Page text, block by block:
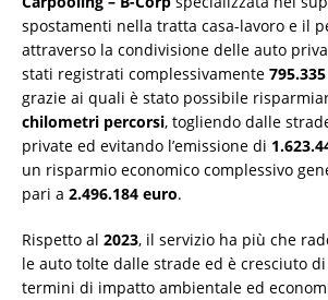
spostamenti nella tratta casa-lavoro e il
attraverso la condivisione delle auto
stati registrati complessivamente
grazie ai quali è stato possibile
chilometri percorsi, togliendo dalle
private ed evitando l’emissione di
un risparmio economico complessivo
pari a 2.496.184 euro.
Rispetto al 2023, il servizio ha più che
le auto tolte dalle strade ed è cresciuto
termini di impatto ambientale ed